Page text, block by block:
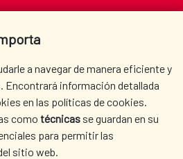
vigentes las
el Desarrollo Sostenible:
Sostenible entre
2025-2030
a navegar de manera eficiente y
Encontrará información detallada
en las políticas de cookies.
como técnicas se guardan en su
para permitir las
sitio web.
Madrid
DÓNDE COOPERAMOS
SALA DE PRENSA